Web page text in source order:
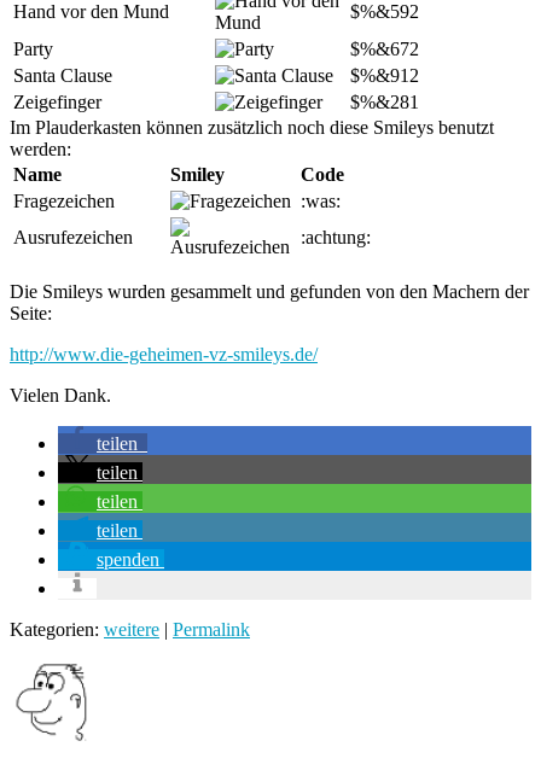
Hand vor den Mund
$%&592
Party
$%&672
Santa Clause
$%&912
Zeigefinger
$%&281
Im Plauderkasten können zusätzlich noch diese Smileys benutzt
werden:
Name
Smiley
Code
Fragezeichen
:was:
Ausrufezeichen
:achtung:
Die Smileys wurden gesammelt und gefunden von den Machern der
Seite:
http://www.die-geheimen-vz-smileys.de/
Vielen Dank.
teilen
teilen
teilen
teilen
spenden
Kategorien: weitere | Permalink